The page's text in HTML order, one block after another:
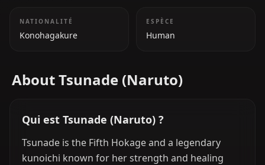
NATIONALITÉ
Konohagakure
ESPÈCE
Human
About Tsunade (Naruto)
Qui est Tsunade (Naruto) ?
Tsunade is the Fifth Hokage and a legendary
kunoichi known for her strength and healing